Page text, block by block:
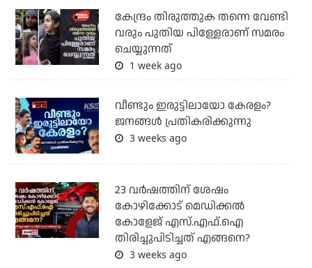
കേന്ദ്രം തിരുത്തുക തന്നെ വേണ്ടി
വരും പുതിയ പിള്ളേരാണ് സമരം
ചെയ്യുന്നത്
1 week ago
വീണ്ടും ഇരുട്ടിലായോ കേരളം?
ജനങ്ങൾ പ്രതികരിക്കുന്നു
3 weeks ago
23 വർഷത്തിന് ശേഷം
കോഴിക്കോട് മെഡിക്കൽ
കോളേജ് എസ്.എഫ്.ഐ
തിരിച്ചുപിടിച്ചത് എങ്ങനെ?
3 weeks ago